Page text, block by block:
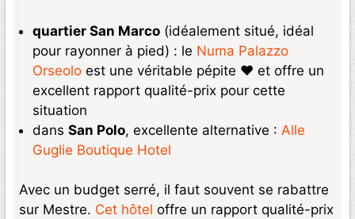
quartier San Marco (idéalement situé, idéal
pour rayonner à pied) : le Numa Palazzo
Orseolo est une véritable pépite ❤️ et offre un
excellent rapport qualité-prix pour cette
situation
dans San Polo, excellente alternative : Alle
Guglie Boutique Hotel
Avec un budget serré, il faut souvent se rabattre
sur Mestre. Cet hôtel offre un rapport qualité-prix